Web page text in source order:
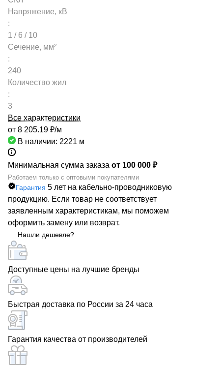
Напряжение, кВ
:
1 / 6 / 10
Сечение, мм²
:
240
Количество жил
:
3
Все характеристики
от 8 205.19 ₽/м
В наличии: 2221 м
Минимальная сумма заказа от 100 000 ₽
Работаем только с оптовыми покупателями
Гарантия 5 лет на кабельно-проводниковую
продукцию. Если товар не соответствует
заявленным характеристикам, мы поможем
оформить замену или возврат.
Нашли дешевле?
Доступные цены на лучшие бренды
Быстрая доставка по России за 24 часа
Гарантия качества от производителей